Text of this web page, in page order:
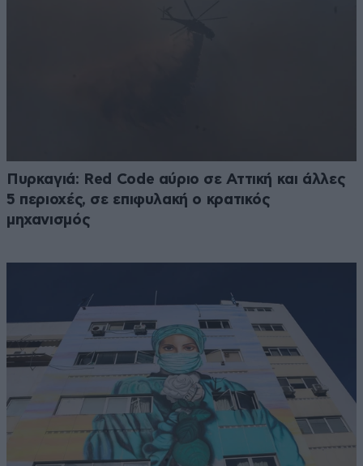
Πυρκαγιά: Red Code αύριο σε Αττική και άλλες
5 περιοχές, σε επιφυλακή ο κρατικός
μηχανισμός